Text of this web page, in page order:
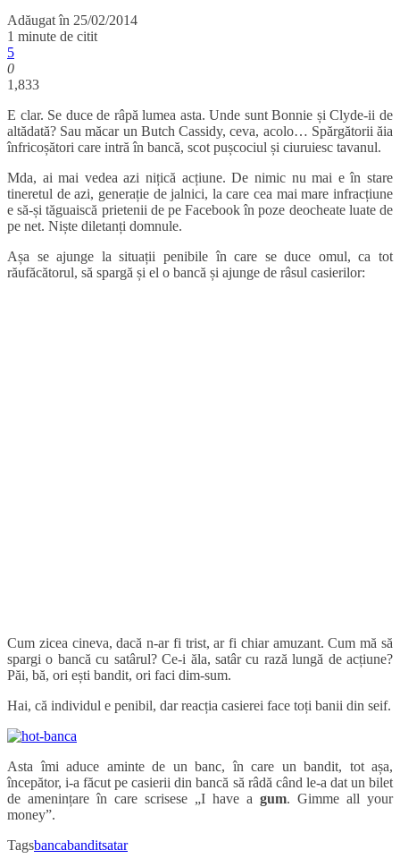
Adăugat în 25/02/2014
1 minute de citit
5
0
1,833
E clar. Se duce de râpă lumea asta. Unde sunt Bonnie și Clyde-ii de
altădată? Sau măcar un Butch Cassidy, ceva, acolo… Spărgătorii ăia
înfricoșători care intră în bancă, scot pușcociul și ciuruiesc tavanul.
Mda, ai mai vedea azi nițică acțiune. De nimic nu mai e în stare
tineretul de azi, generație de jalnici, la care cea mai mare infracțiune
e să-și tăguaiscă prietenii de pe Facebook în poze deocheate luate de
pe net. Niște diletanți domnule.
Așa se ajunge la situații penibile în care se duce omul, ca tot
răufăcătorul, să spargă și el o bancă și ajunge de râsul casierilor:
Cum zicea cineva, dacă n-ar fi trist, ar fi chiar amuzant. Cum mă să
spargi o bancă cu satârul? Ce-i ăla, satâr cu rază lungă de acțiune?
Păi, bă, ori ești bandit, ori faci dim-sum.
Hai, că individul e penibil, dar reacția casierei face toți banii din seif.
Asta îmi aduce aminte de un banc, în care un bandit, tot așa,
începător, i-a făcut pe casierii din bancă să râdă când le-a dat un bilet
de amenințare în care scrisese „I have a gum. Gimme all your
money”.
Tagsbancabanditsatar